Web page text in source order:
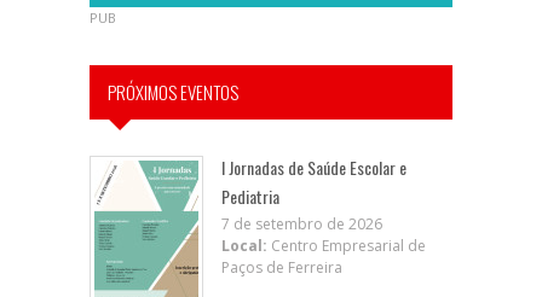
PUB
PRÓXIMOS EVENTOS
I Jornadas de Saúde Escolar e
Pediatria
7 de setembro de 2026
Local: Centro Empresarial de
Paços de Ferreira